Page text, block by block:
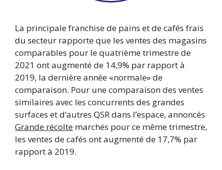
La principale franchise de pains et de cafés frais
du secteur rapporte que les ventes des magasins
comparables pour le quatrième trimestre de
2021 ont augmenté de 14,9% par rapport à
2019, la dernière année «normale» de
comparaison. Pour une comparaison des ventes
similaires avec les concurrents des grandes
surfaces et d’autres QSR dans l’espace, annoncés
Grande récolte marchés pour ce même trimestre,
les ventes de cafés ont augmenté de 17,7% par
rapport à 2019.